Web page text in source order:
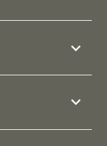
expand_more
expand_more